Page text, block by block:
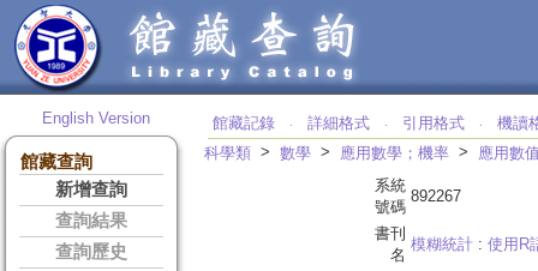
English Version
館藏查詢
新增查詢
查詢結果
查詢歷史
館藏記錄 ‧ 詳細格式 ‧ 引用格式 ‧
機讀
科學類 > 數學 > 應用數學；機率 > 應用數
系統
號碼
892267
書刊
名
模糊統計 : 使用R